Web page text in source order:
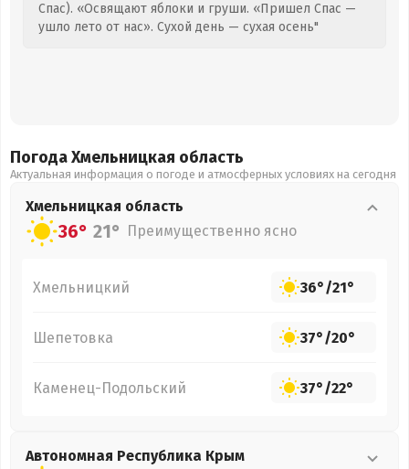
Спас). «Освящают яблоки и груши. «Пришел Спас —
ушло лето от нас». Сухой день — сухая осень"
Погода Хмельницкая область
Актуальная информация о погоде и атмосферных условиях на сегодня
Хмельницкая область
36° 21° Преимущественно ясно
Хмельницкий 36°/21°
Шепетовка 37°/20°
Каменец-Подольский 37°/22°
Автономная Республика Крым